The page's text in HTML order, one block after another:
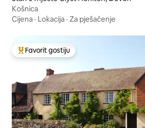
Košnica
Cijena · Lokacija · Za pješačenje
Glavni favorit gostiju
Favorit gostiju